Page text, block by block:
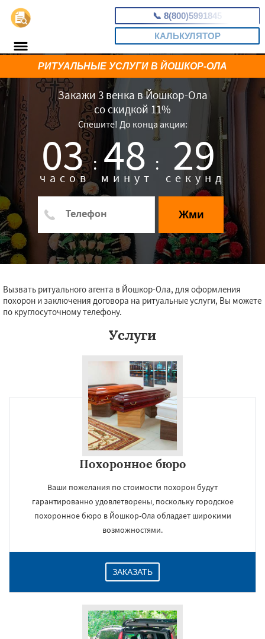
📞 8(800)5991845
КАЛЬКУЛЯТОР
Закажи 3 венка в Йошкор-Ола
со скидкой 11%
Спешите! До конца акции:
03 :
часов 48 :
минут 28
секунд
Жми
РИТУАЛЬНЫЕ УСЛУГИ В ЙОШКОР-ОЛА
Вызвать ритуального агента в Йошкор-Ола, для оформления
похорон и заключения договора на ритуальные услуги, Вы можете
по круглосуточному телефону.
Услуги
Похоронное бюро
Ваши пожелания по стоимости похорон будут
гарантированно удовлетворены, поскольку городское
похоронное бюро в Йошкор-Ола обладает широкими
возможностями.
ЗАКАЗАТЬ